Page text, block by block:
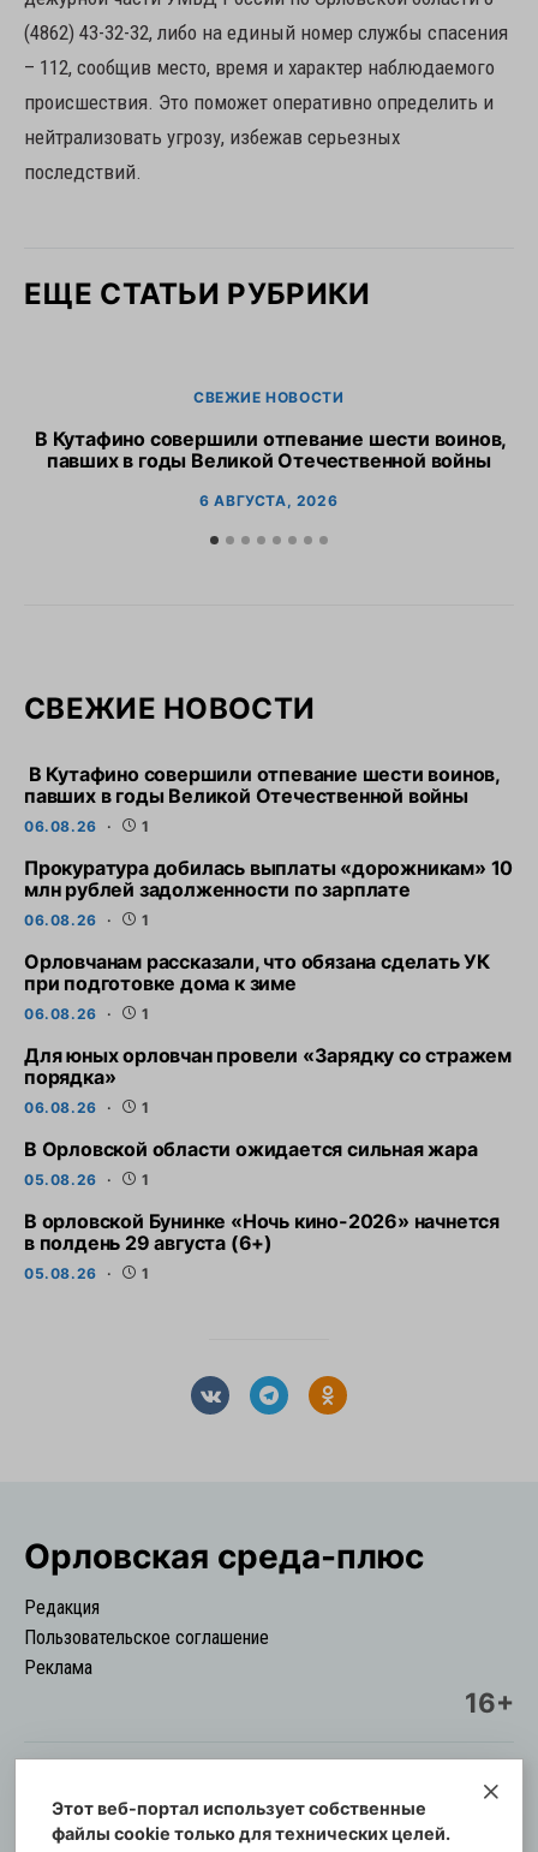
(4862) 43-32-32, либо на единый номер службы спасения
– 112, сообщив место, время и характер наблюдаемого
происшествия. Это поможет оперативно определить и
нейтрализовать угрозу, избежав серьезных
последствий.
ЕЩЕ СТАТЬИ РУБРИКИ
СВЕЖИЕ НОВОСТИ
В Кутафино совершили отпевание шести воинов,
павших в годы Великой Отечественной войны
6 АВГУСТА, 2026
СВЕЖИЕ НОВОСТИ
В Кутафино совершили отпевание шести воинов,
павших в годы Великой Отечественной войны
06.08.26 1
Прокуратура добилась выплаты «дорожникам» 10
млн рублей задолженности по зарплате
06.08.26 1
Орловчанам рассказали, что обязана сделать УК
при подготовке дома к зиме
06.08.26 1
Для юных орловчан провели «Зарядку со стражем
порядка»
06.08.26 1
В Орловской области ожидается сильная жара
05.08.26 1
В орловской Бунинке «Ночь кино-2026» начнется
в полдень 29 августа (6+)
05.08.26 1
Орловская cреда-плюс
Редакция
Пользовательское соглашение
Реклама
16+
© Информационный городской портал
Орловская cреда-плюс, 2021-2026
Этот веб-портал использует собственные
файлы cookie только для технических целей.